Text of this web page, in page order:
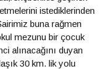
istediklerinden
buna rağmen
mezunu bir çocuk
alınacağını duyan
30 km. lik yolu